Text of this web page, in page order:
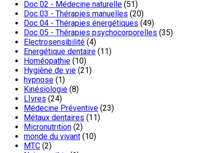
Doc 02 - Médecine naturelle (51)
Doc 03 - Thérapies manuelles (20)
Doc 04 - Thérapies énergétiques (49)
Doc 05 - Thérapies psychocorporelles (35)
Electrosensibilité (4)
Energétique dentaire (11)
Homéopathie (10)
Hygiène de vie (21)
hypnose (1)
Kinésiologie (8)
LIvres (24)
Médecine Préventive (23)
Métaux dentaires (11)
Micronutrition (2)
monde du vivant (10)
MTC (2)